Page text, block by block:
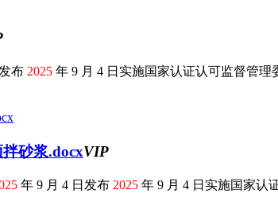
布 2025 年 9 月 4 日实施国家认证认可监督管理
砂浆.docxVIP
年 9 月 4 日发布 2025 年 9 月 4 日实施国家认